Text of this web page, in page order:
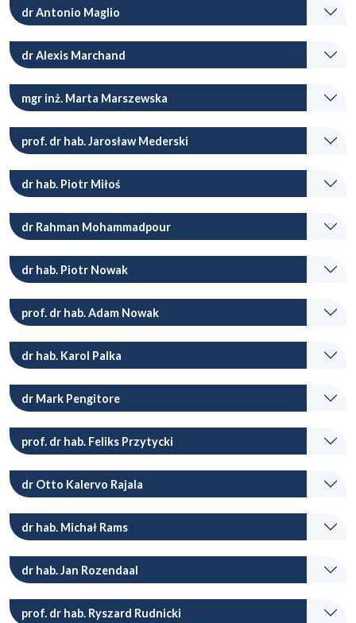
dr Antonio Maglio
dr Alexis Marchand
mgr inż. Marta Marszewska
prof. dr hab. Jarosław Mederski
dr hab. Piotr Miłoś
dr Rahman Mohammadpour
dr hab. Piotr Nowak
prof. dr hab. Adam Nowak
dr hab. Karol Palka
dr Mark Pengitore
prof. dr hab. Feliks Przytycki
dr Otto Kalervo Rajala
dr hab. Michał Rams
dr hab. Jan Rozendaal
prof. dr hab. Ryszard Rudnicki